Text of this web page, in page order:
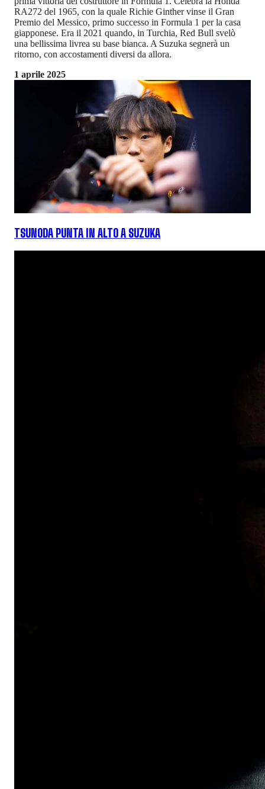
RA272 del 1965, con la quale Richie Ginther vinse il Gran
Premio del Messico, primo successo in Formula 1 per la casa
giapponese. Era il 2021 quando, in Turchia, Red Bull svelò
una bellissima livrea su base bianca. A Suzuka segnerà un
ritorno, con accostamenti diversi da allora.
1 aprile 2025
TSUNODA PUNTA IN ALTO A SUZUKA